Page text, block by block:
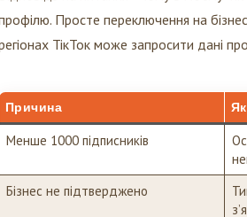
Просте переключення на
ТікТок може запросити дані
Причина
Менше 1000 підписників
Бізнес не підтверджено